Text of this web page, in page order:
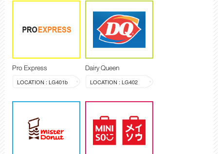
Pro Express
LOCATION : LG401b
Dairy Queen
LOCATION : LG402